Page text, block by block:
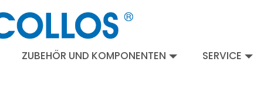
ZUBEHÖR UND KOMPONENTEN SERVICE